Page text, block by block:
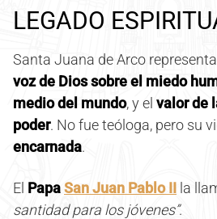
LEGADO
Santa Juana de Arco
voz de Dios sobre el miedo
medio del mundo, y el valor de
poder. No fue teóloga, pero su
encarnada.
El PapaSan Juan Pablo II la
santidad para los jóvenes”.